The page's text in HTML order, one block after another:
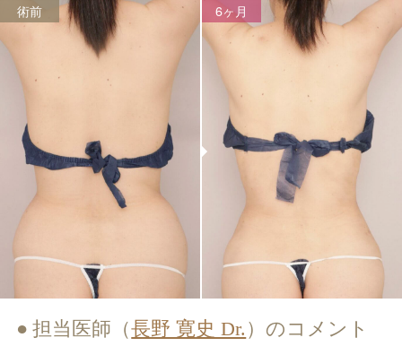
術前 6ヶ月
担当医師（長野 寛史 Dr. ）のコメント